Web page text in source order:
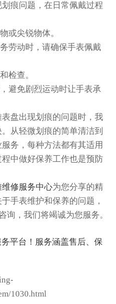
痕问题，在日常佩戴过程
尖锐物体。
动时，请确保手表佩戴
检查。
免剧烈运动时让手表承
盘出现划痕的问题时，我
从轻微划痕的简单清洁到
务，每种方法都有其适用
中做好保养工作也是预防
修服务中心为您分享的精
手表维护和保养的问题，
询，我们将竭诚为您服务。
1030.html